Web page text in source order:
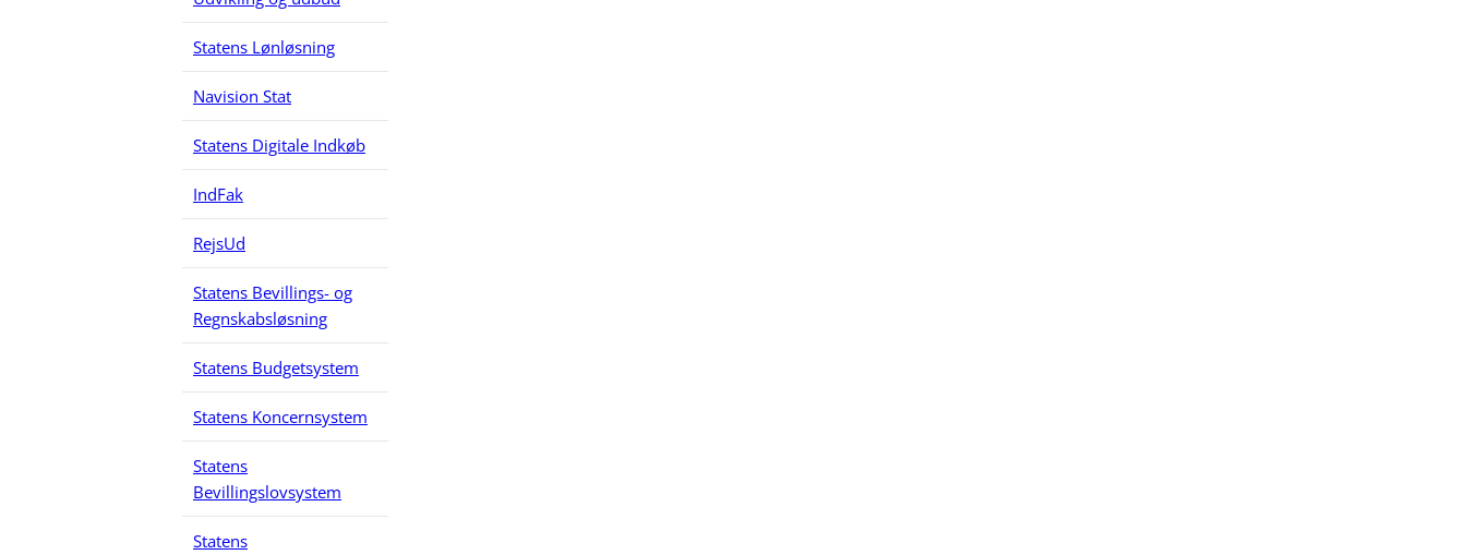
Statens Lønløsning
Navision Stat
Statens Digitale Indkøb
IndFak
RejsUd
Statens Bevillings- og
Regnskabsløsning
Statens Budgetsystem
Statens Koncernsystem
Statens
Bevillingslovsystem
Statens